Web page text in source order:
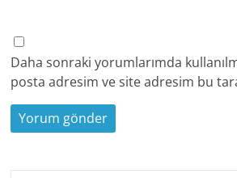
Daha sonraki yorumlarımda
posta adresim ve site adresim bu